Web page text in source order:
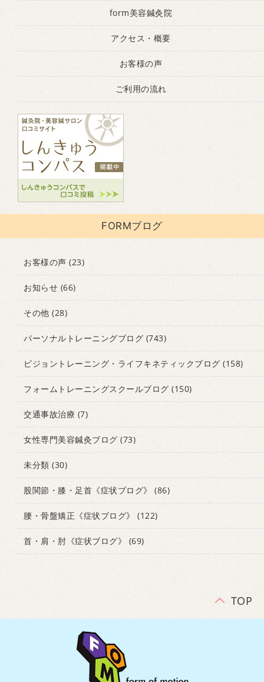
form美容鍼灸院
アクセス・概要
お客様の声
ご利用の流れ
FORMブログ
お客様の声 (23)
お知らせ (66)
その他 (28)
パーソナルトレーニングブログ (743)
ビジョントレーニング・ライフキネティックブログ (158)
フォームトレーニングスクールブログ (150)
交通事故治療 (7)
女性専門美容鍼灸ブログ (73)
未分類 (30)
股関節・膝・足首《症状ブログ》 (86)
腰・骨盤矯正《症状ブログ》 (122)
首・肩・肘《症状ブログ》 (69)
TOP